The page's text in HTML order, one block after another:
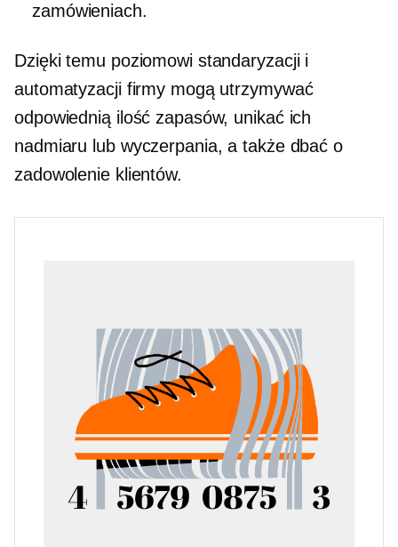
zamówieniach.
Dzięki temu poziomowi standaryzacji i
automatyzacji firmy mogą utrzymywać
odpowiednią ilość zapasów, unikać ich
nadmiaru lub wyczerpania, a także dbać o
zadowolenie klientów.